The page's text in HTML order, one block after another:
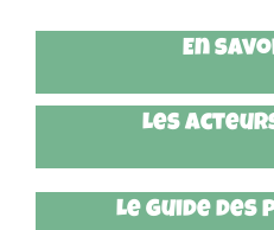
En
Les
Le guide